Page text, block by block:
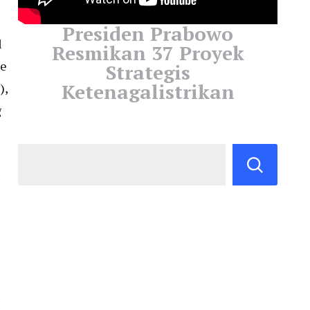
Presiden Prabowo
Resmikan 37 Proyek
Strategis
Ketenagalistrikan